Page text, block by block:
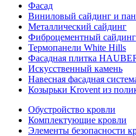
Фасад
Виниловый сайдинг и
Металлический сайдинг
Фиброцементный сайдинг
Термопанели White Hills
Фасадная плитка
Искусственный камень
Навесная фасадная
Козырьки Krovent из
Обустройство кровли
Комплектующие кровли
Элементы безопасности